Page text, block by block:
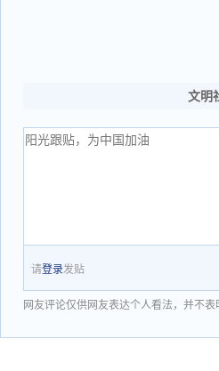
文明
请登录发贴
网友评论仅供网友表达个人看法，并不